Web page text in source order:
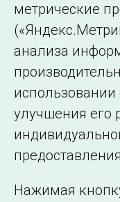
← Все
Подписаться
©2005–2026 АО «СО
метрические
анализа
использовании
улучшения его
Нажимая